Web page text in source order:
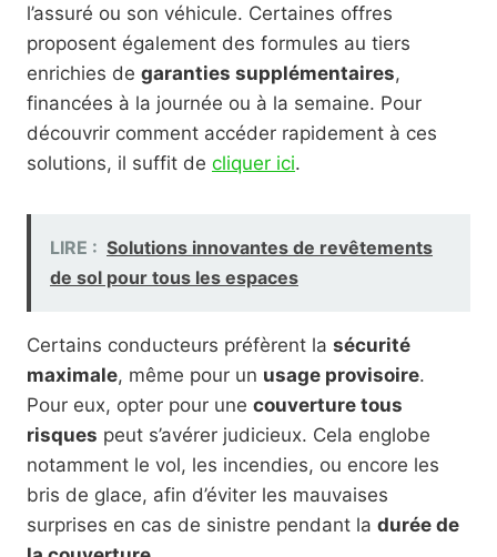
l’assuré ou son véhicule. Certaines offres
proposent également des formules au tiers
enrichies de garanties supplémentaires,
financées à la journée ou à la semaine. Pour
découvrir comment accéder rapidement à ces
solutions, il suffit de cliquer ici.
LIRE : Solutions innovantes de revêtements
de sol pour tous les espaces
Certains conducteurs préfèrent la sécurité
maximale, même pour un usage provisoire.
Pour eux, opter pour une couverture tous
risques peut s’avérer judicieux. Cela englobe
notamment le vol, les incendies, ou encore les
bris de glace, afin d’éviter les mauvaises
surprises en cas de sinistre pendant la durée de